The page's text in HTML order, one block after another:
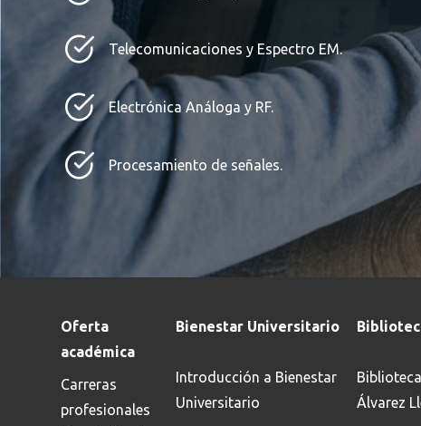
Telecomunicaciones y Espectro EM.
Electrónica Análoga y RF.
Procesamiento de señales.
Oferta
académica
Carreras
profesionales
Bienestar Universitario
Introducción a Bienestar
Universitario
Álvarez